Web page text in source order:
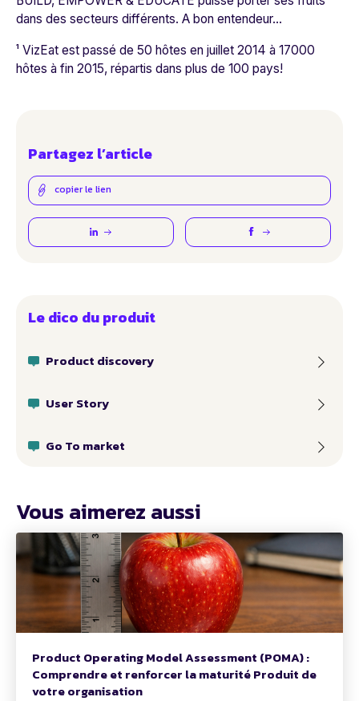
dans des secteurs différents. A bon entendeur...
¹ VizEat est passé de 50 hôtes en juillet 2014 à 17000
hôtes à fin 2015, répartis dans plus de 100 pays!
Partagez l’article
copier le lien
Le dico du produit
Product discovery
User Story
Go To market
Vous aimerez aussi
Product Operating Model Assessment (POMA) :
Comprendre et renforcer la maturité Produit de
votre organisation